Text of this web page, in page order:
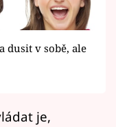
dusit v sobě, ale
je,